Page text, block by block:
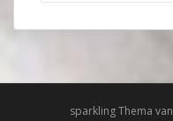
sparkling Thema van